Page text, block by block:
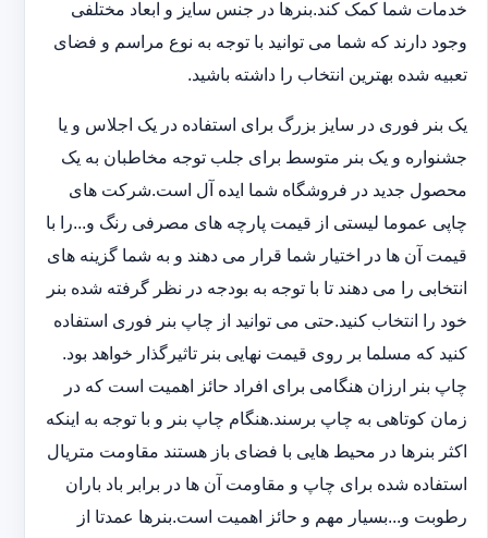
خدمات شما کمک کند.بنرها در جنس سایز و ابعاد مختلفی
وجود دارند که شما می توانید با توجه به نوع مراسم و فضای
تعبیه شده بهترین انتخاب را داشته باشید.
یک بنر فوری در سایز بزرگ برای استفاده در یک اجلاس و یا
جشنواره و یک بنر متوسط برای جلب توجه مخاطبان به یک
محصول جدید در فروشگاه شما ایده آل است.شرکت های
چاپی عموما لیستی از قیمت پارچه های مصرفی رنگ و...را با
قیمت آن ها در اختیار شما قرار می دهند و به شما گزینه های
انتخابی را می دهند تا با توجه به بودجه در نظر گرفته شده بنر
خود را انتخاب کنید.حتی می توانید از چاپ بنر فوری استفاده
کنید که مسلما بر روی قیمت نهایی بنر تاثیرگذار خواهد بود.
چاپ بنر ارزان هنگامی برای افراد حائز اهمیت است که در
زمان کوتاهی به چاپ برسند.هنگام چاپ بنر و با توجه به اینکه
اکثر بنرها در محیط هایی با فضای باز هستند مقاومت متریال
استفاده شده برای چاپ و مقاومت آن ها در برابر باد باران
رطوبت و...بسیار مهم و حائز اهمیت است.بنرها عمدتا از